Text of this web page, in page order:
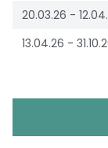
20.03.26 -
13.04.26 -